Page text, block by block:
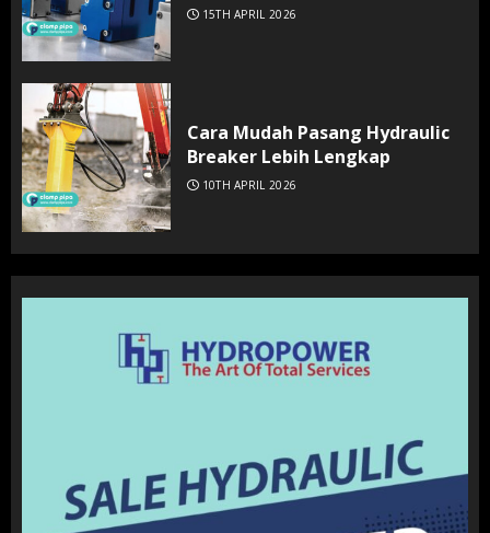
15TH APRIL 2026
Cara Mudah Pasang Hydraulic
Breaker Lebih Lengkap
10TH APRIL 2026